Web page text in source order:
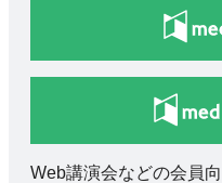
Web講演会などの会員